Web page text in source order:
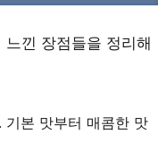
낀 장점들을 정리해
기본 맛부터 매콤한 맛